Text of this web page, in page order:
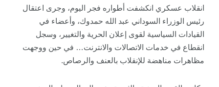
انقلاب عسكري انكشفت أطواره فجر اليوم، وجرى اعتقال
رئيس الوزراء السوداني عبد الله حمدوك، وأعضاء في
القيادات السياسية لقوى إعلان الحرية والتغيير، وسجل
انقطاع في خدمات الاتصالات والانترنت… في حين ووجهت
مظاهرات مناهضة للإنقلاب بالعنف والرصاص.